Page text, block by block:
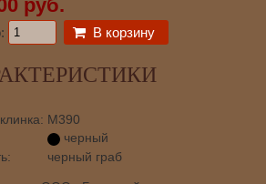
руб.
В корзину
М390
черный
черный граб